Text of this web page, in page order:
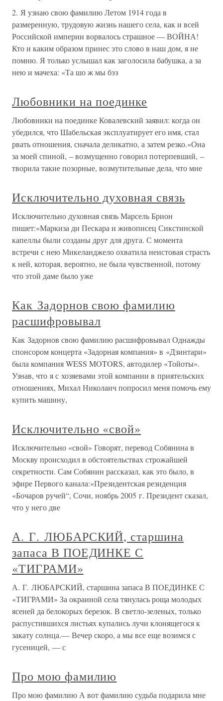
2. Я узнаю свою фамилию Летом 1914 года в
размеренную, трудовую жизнь нашего села, как и всей
Российской империи ворвалось страшное — ВОЙНА!
Кто и каким образом принес это слово в наш дом, я не
помню. Я только услышал как заголосила бабушка, а за
нею и мачеха: «Та шо ж мы бэз
Любовники на поединке
Любовники на поединке Ковалевский заявил: когда он
убедился, что Шабельская эксплуатирует его имя, стал
рвать отношения, сначала деликатно, а затем резко.«Она
за моей спиной, – возмущенно говорил потерпевший, –
творила такие позорные, возмутительные дела, что мне
Исключительно духовная связь
Исключительно духовная связь Марсель Брион
пишет:«Маркиза ди Пескара и живописец Сикстинской
капеллы были созданы друг для друга. С момента
встречи с нею Микеланджело охватила неистовая страсть
к ней, которая, вероятно, не была чувственной, потому
что этой даме было уже
Как Задорнов свою фамилию
расшифровывал
Как Задорнов свою фамилию расшифровывал Однажды
спонсором концерта «Задорная компания» в «Дзинтари»
была компания WESS MOTORS, автодилер «Тойоты».
Узнав, что я с хозяевами этой компании в приятельских
отношениях, Михал Николаич попросил меня помочь ему
купить машину,
Исключительно «свой»
Исключительно «свой» Говорят, перевод Собянина в
Москву происходил в обстоятельствах строжайшей
секретности. Сам Собянин рассказал, как это было, в
эфире Первого канала:«Президентская резиденция
«Бочаров ручей“, Сочи, ноябрь 2005 г. Президент сказал,
что у него две
А. Г. ЛЮБАРСКИЙ, старшина
запаса В ПОЕДИНКЕ С
«ТИГРАМИ»
А. Г. ЛЮБАРСКИЙ, старшина запаса В ПОЕДИНКЕ С
«ТИГРАМИ» За окраиной села тянулась роща молодых
ясеней да белокорых березок. В светло-зеленых, только
распустившихся листьях купались лучи клонящегося к
закату солнца.— Вечер скоро, а мы все еще возимся с
гусеницей, — с
Про мою фамилию
Про мою фамилию А вот фамилию судьба подарила мне